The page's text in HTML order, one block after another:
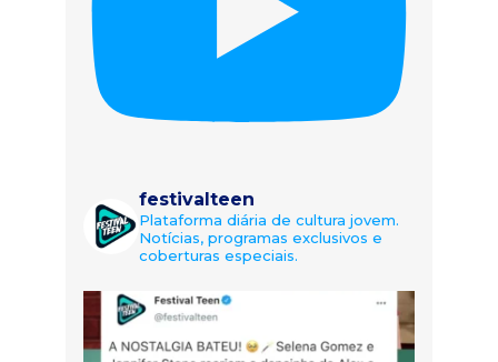
festivalteen
Plataforma diária de cultura jovem.
Notícias, programas exclusivos e
coberturas especiais.